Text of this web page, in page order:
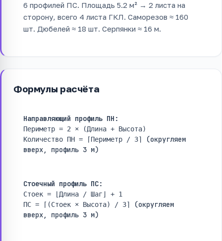
6 профилей ПС. Площадь 5.2 м² → 2 листа на
сторону, всего 4 листа ГКЛ. Саморезов ≈ 160
шт. Дюбелей ≈ 18 шт. Серпянки ≈ 16 м.
Формулы расчёта
Направляющий профиль ПН:
Периметр = 2 × (Длина + Высота)
Количество ПН = ⌈Периметр / 3⌉
(округляем
вверх, профиль 3 м)
Стоечный профиль ПС:
Стоек = ⌊Длина / Шаг⌋ + 1
ПС = ⌈(Стоек × Высота) / 3⌉
(округляем
вверх, профиль 3 м)